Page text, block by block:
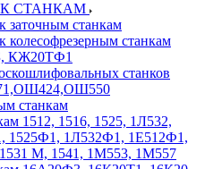
СТАНКАМ
заточным станкам
колесофрезерным станкам
КЖ20ТФ1
станков
станкам
1512, 1516, 1525, 1Л532,
1525Ф1, 1Л532Ф1, 1Е512Ф1,
М, 1541, 1М553, 1М557